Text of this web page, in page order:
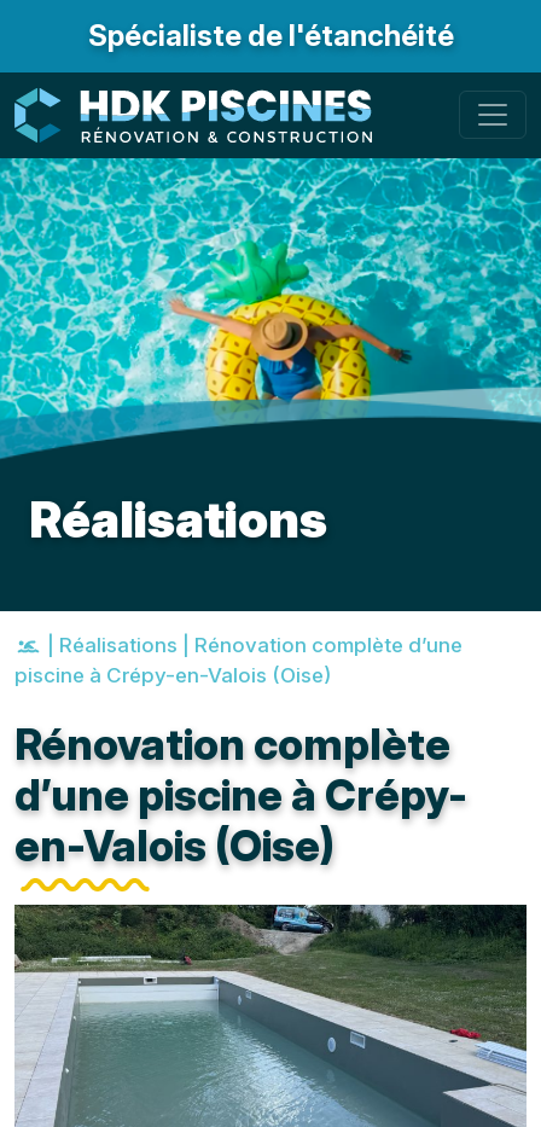
Spécialiste de l'étanchéité
Réalisations
Réalisations
Rénovation complète d’une
piscine à Crépy-en-Valois (Oise)
Rénovation complète
d’une piscine à Crépy-
en-Valois (Oise)